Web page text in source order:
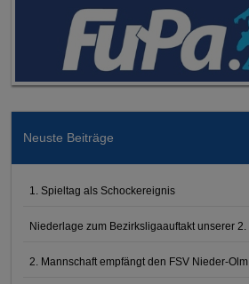
Neuste Beiträge
1. Spieltag als Schockereignis
Niederlage zum Bezirksligaauftakt unserer
2. Mannschaft empfängt den FSV Nieder-Olm